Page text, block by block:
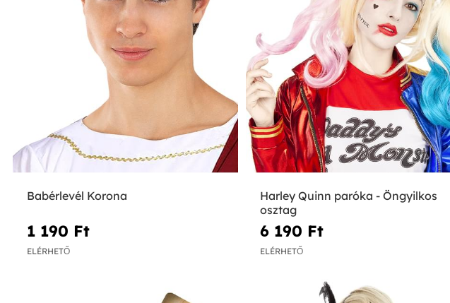
Babérlevél Korona
1 190 Ft‎
ELÉRHETŐ
Harley Quinn paróka - Öngyilkos
osztag
6 190 Ft‎
ELÉRHETŐ